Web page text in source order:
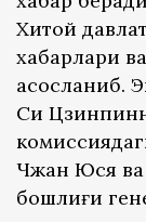
Хитой
хабарлари
асосланиб.
Си
Чжан Юся
бошлиғи